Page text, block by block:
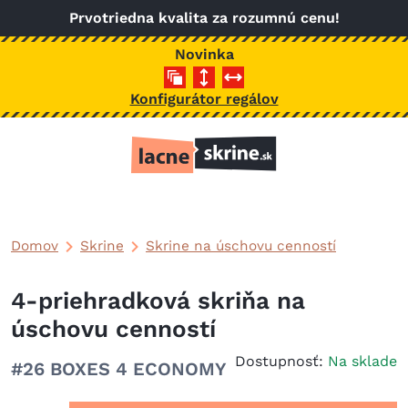
Skočiť na hlavný obsah
Prvotriedna kvalita za rozumnú cenu!
Novinka
Konfigurátor regálov
Domov Skrine Skrine na úschovu cenností
4-priehradková skriňa na
úschovu cenností
#26 BOXES 4 ECONOMY Dostupnosť: Na sklade